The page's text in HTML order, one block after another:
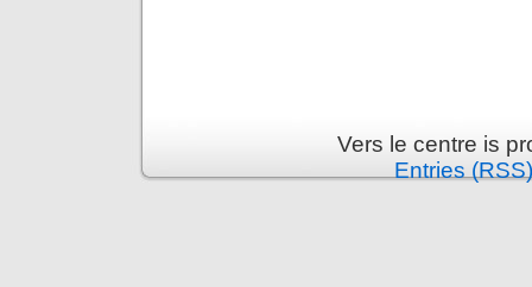
Vers le centre is
Entries (RSS)